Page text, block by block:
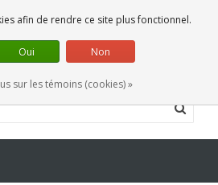
0 Articles
afin de rendre ce site plus fonctionnel.
Oui Non
sur les témoins (cookies) »